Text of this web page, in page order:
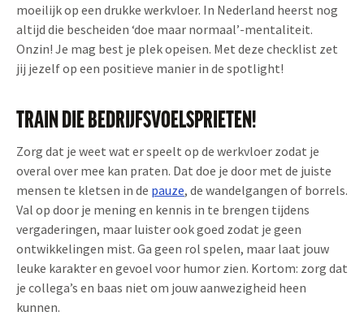
moeilijk op een drukke werkvloer. In Nederland heerst nog
altijd die bescheiden ‘doe maar normaal’-mentaliteit.
Onzin! Je mag best je plek opeisen. Met deze checklist zet
jij jezelf op een positieve manier in de spotlight!
TRAIN DIE BEDRIJFSVOELSPRIETEN!
Zorg dat je weet wat er speelt op de werkvloer zodat je
overal over mee kan praten. Dat doe je door met de juiste
mensen te kletsen in de pauze, de wandelgangen of borrels.
Val op door je mening en kennis in te brengen tijdens
vergaderingen, maar luister ook goed zodat je geen
ontwikkelingen mist. Ga geen rol spelen, maar laat jouw
leuke karakter en gevoel voor humor zien. Kortom: zorg dat
je collega’s en baas niet om jouw aanwezigheid heen
kunnen.